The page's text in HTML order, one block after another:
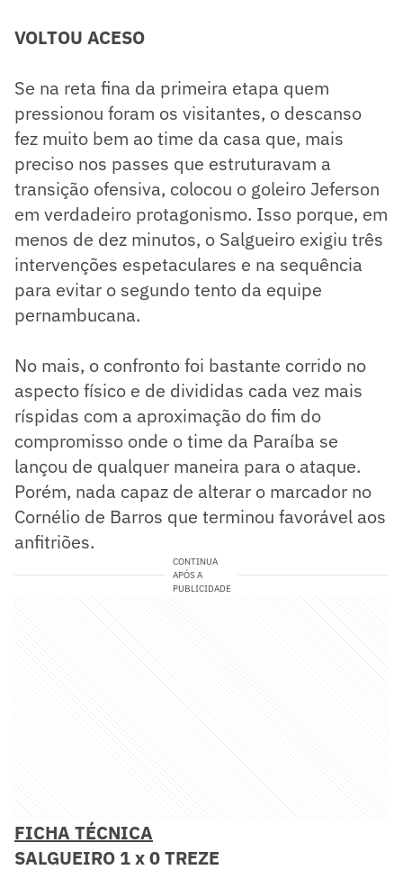
VOLTOU ACESO
Se na reta fina da primeira etapa quem
pressionou foram os visitantes, o descanso
fez muito bem ao time da casa que, mais
preciso nos passes que estruturavam a
transição ofensiva, colocou o goleiro Jeferson
em verdadeiro protagonismo. Isso porque, em
menos de dez minutos, o Salgueiro exigiu três
intervenções espetaculares e na sequência
para evitar o segundo tento da equipe
pernambucana.
No mais, o confronto foi bastante corrido no
aspecto físico e de divididas cada vez mais
ríspidas com a aproximação do fim do
compromisso onde o time da Paraíba se
lançou de qualquer maneira para o ataque.
Porém, nada capaz de alterar o marcador no
Cornélio de Barros que terminou favorável aos
anfitriões.
CONTINUA
APÓS A
PUBLICIDADE
FICHA TÉCNICA
​SALGUEIRO 1 x 0 TREZE